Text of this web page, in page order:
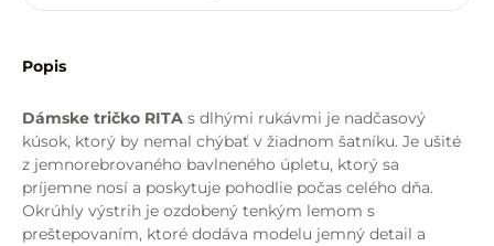
Popis
Dámske tričko RITA s dlhými rukávmi je nadčasový
kúsok, ktorý by nemal chýbať v žiadnom šatníku. Je ušité
z jemnorebrovaného bavlneného úpletu, ktorý sa
príjemne nosí a poskytuje pohodlie počas celého dňa.
Okrúhly výstrih je ozdobený tenkým lemom s
preštepovaním, ktoré dodáva modelu jemný detail a